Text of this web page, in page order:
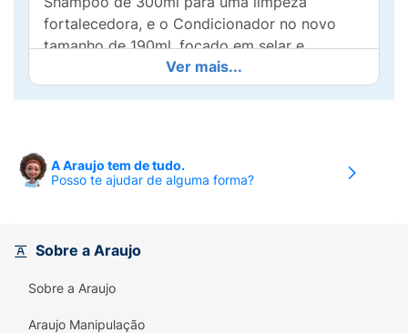
fortalecedora, e o Condicionador no novo
tamanho de 190ml, focado em selar e
A força deste tratamento reside na tecnologia
doDynoxidil®à profunda ação reparadora
das Ceramidas . Agindo em sinergia, desde a
capilar de dentro para fora. Os resultados são
comprovados: o uso da linha completa
proporciona
quebra, auxiliando os fios a crescerem muito
Ver mais...
A Araujo tem de tudo.
Posso te ajudar de alguma forma?
Sobre a Araujo
Sobre a Araujo
Araujo Manipulação